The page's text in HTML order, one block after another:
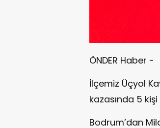
ÖNDER Haber -
İlçemiz Üçyol
kazasında 5
Bodrum’dan